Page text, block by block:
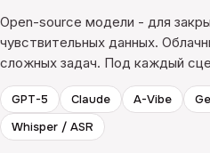
Open-source модели - для
чувствительных данных.
сложных задач. Под каждый
GPT-5 Claude A-Vibe
Whisper / ASR